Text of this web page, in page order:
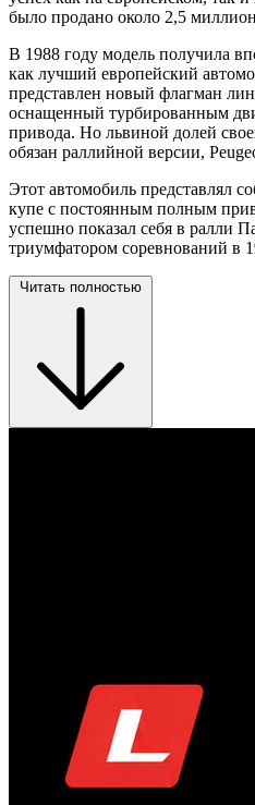
было продано около 2,5
В 1988 году модель получила
как лучший европейский
представлен новый флагман
оснащенный турбированным
привода. Но львиной долей
обязан раллийной версии,
Этот автомобиль представлял
купе с постоянным полным
успешно показал себя в ралли
триумфатором соревнований в
Читать полностью